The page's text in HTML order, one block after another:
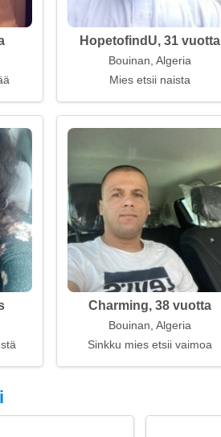
HopetofindU, 31 vuotta
Bouinan, Algeria
Mies etsii naista
Charming, 38 vuotta
Bouinan, Algeria
Sinkku mies etsii vaimoa